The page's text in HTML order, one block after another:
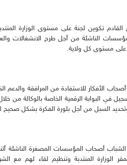
القادم تكوين لجنة على مستوى الوزارة
الناشئة من أجل طرح الانشغالات
على مستوى كل ولاية.
الأفكار للاستفادة من المرافقة والدعم
في البوابة الرقمية الخاصة بالوكالة من
السبل من أجل بلورة الفكرة بشكل صحيح
أصحاب المؤسسات المصغرة الناشئة
الوزارة المنتدبة وتنظيم لقاء لهم مع